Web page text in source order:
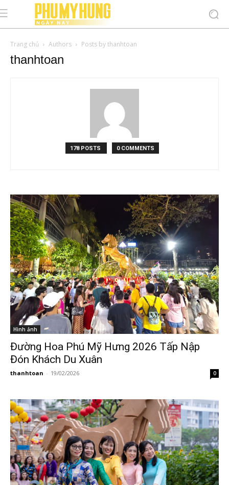
Trang chủ Authors Posts by thanhtoan
thanhtoan
178 POSTS 0 COMMENTS
Hình ảnh
Đường Hoa Phú Mỹ Hưng 2026 Tấp Nập
Đón Khách Du Xuân
thanhtoan - 19/02/2026 0